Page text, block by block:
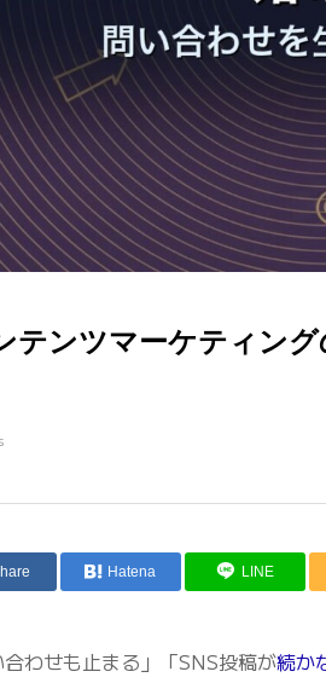
テンツマーケティン
Hatena LINE
合わせも止まる」「SNS投稿が続か